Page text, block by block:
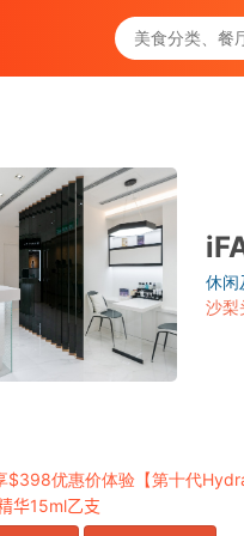
休闲
沙梨
$398优惠价体验【第十代
华15ml乙支